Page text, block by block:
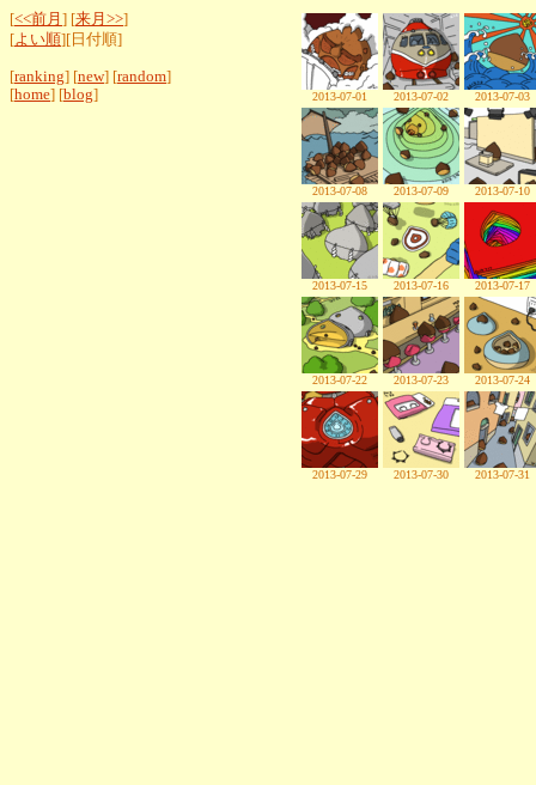
[<<前月 ] [来月>>]
[よい順][日付順]
[ranking] [new] [random]
[home] [blog] 2013-07-01 2013-07-02 2013-07-03
2013-07-08 2013-07-09 2013-07-10
2013-07-15 2013-07-16 2013-07-17
2013-07-22 2013-07-23 2013-07-24
2013-07-29 2013-07-30 2013-07-31